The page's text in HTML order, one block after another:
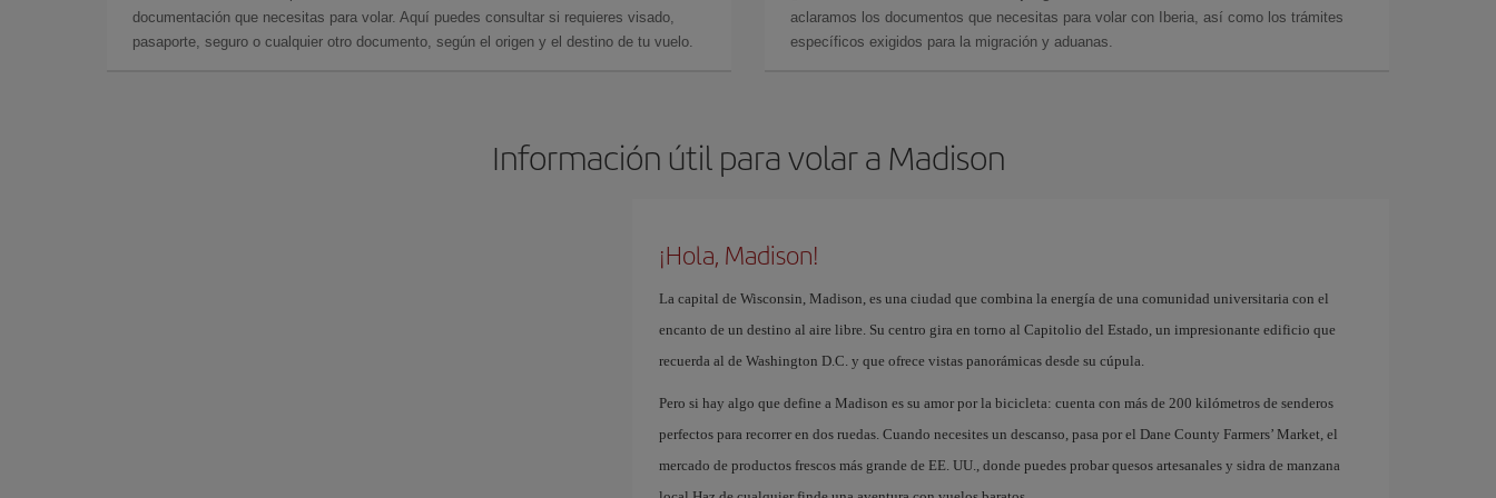
documentación que necesitas para volar. Aquí puedes consultar si requieres visado,
pasaporte, seguro o cualquier otro documento, según el origen y el destino de tu vuelo.
aclaramos los documentos que necesitas para volar con Iberia, así como los trámites
específicos exigidos para la migración y aduanas.
Información útil para volar a Madison
¡Hola, Madison!
La capital de Wisconsin, Madison, es una ciudad que combina la energía de una comunidad universitaria con el
encanto de un destino al aire libre. Su centro gira en torno al Capitolio del Estado, un impresionante edificio que
recuerda al de Washington D.C. y que ofrece vistas panorámicas desde su cúpula.
Pero si hay algo que define a Madison es su amor por la bicicleta: cuenta con más de 200 kilómetros de senderos
perfectos para recorrer en dos ruedas. Cuando necesites un descanso, pasa por el Dane County Farmers’ Market, el
mercado de productos frescos más grande de EE. UU., donde puedes probar quesos artesanales y sidra de manzana